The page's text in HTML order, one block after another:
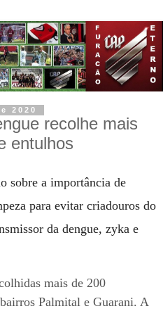
2020
recolhe mais
entulhos
sobre a importância de
para evitar criadouros do
da dengue, zyka e
mais de 200
Palmital e Guarani. A